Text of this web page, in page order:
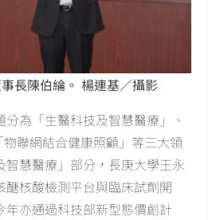
長陳伯綸。 楊連基／攝影
為「生醫科技及智慧醫療」、
物聯網結合健康照顧」等三大領
智慧醫療」部分，長庚大學王永
醣核酸檢測平台與臨床試劑開
年亦通過科技部新型態價創計